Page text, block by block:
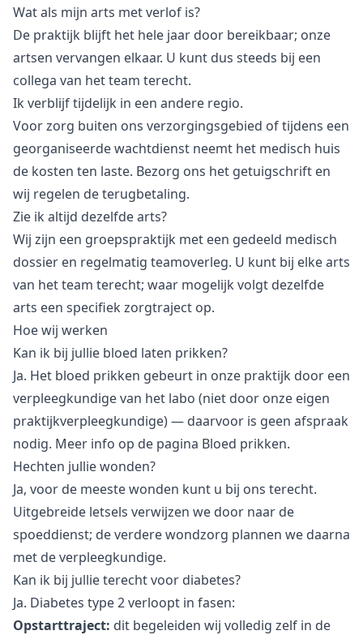
Wat als mijn arts met verlof is?
De praktijk blijft het hele jaar door bereikbaar; onze
artsen vervangen elkaar. U kunt dus steeds bij een
collega van het team terecht.
Ik verblijf tijdelijk in een andere regio.
Voor zorg buiten ons verzorgingsgebied of tijdens een
georganiseerde wachtdienst neemt het medisch huis
de kosten ten laste. Bezorg ons het getuigschrift en
wij regelen de terugbetaling.
Zie ik altijd dezelfde arts?
Wij zijn een groepspraktijk met een gedeeld medisch
dossier en regelmatig teamoverleg. U kunt bij elke arts
van het team terecht; waar mogelijk volgt dezelfde
arts een specifiek zorgtraject op.
Hoe wij werken
Kan ik bij jullie bloed laten prikken?
Ja. Het bloed prikken gebeurt in onze praktijk door een
verpleegkundige van het labo (niet door onze eigen
praktijkverpleegkundige) — daarvoor is geen afspraak
nodig. Meer info op de pagina Bloed prikken.
Hechten jullie wonden?
Ja, voor de meeste wonden kunt u bij ons terecht.
Uitgebreide letsels verwijzen we door naar de
spoeddienst; de verdere wondzorg plannen we daarna
met de verpleegkundige.
Kan ik bij jullie terecht voor diabetes?
Ja. Diabetes type 2 verloopt in fasen:
Opstarttraject: dit begeleiden wij volledig zelf in de